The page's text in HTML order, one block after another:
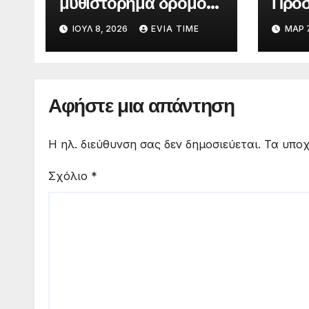
της Στεφανίας
Ρουλάκη «Το Βανάκι»
ΙΟΎΛ 8, 2026 EVIA TIME
για
ΜΑΡ
Αφήστε μια απάντηση
Η ηλ. διεύθυνση σας δεν δημοσιεύεται. Τα
Σχόλιο *